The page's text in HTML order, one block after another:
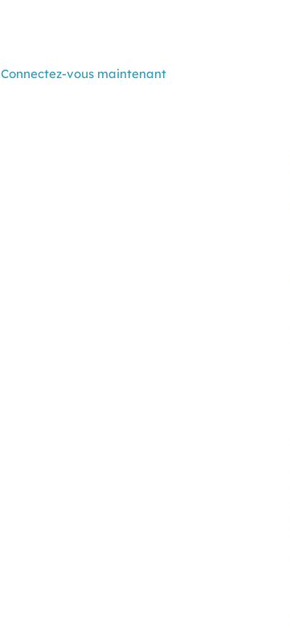
Connectez-vous maintenant